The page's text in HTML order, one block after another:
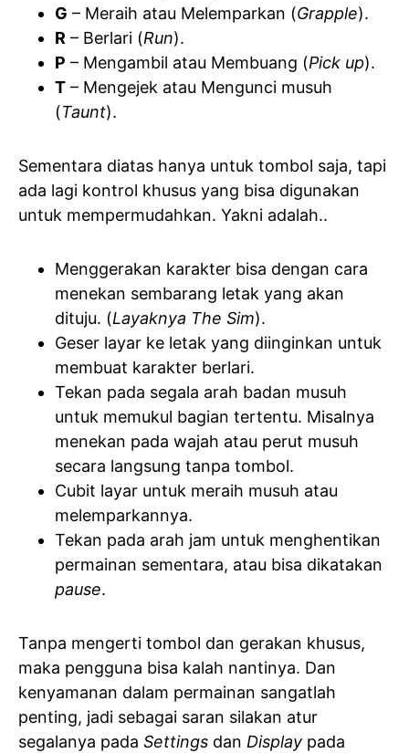
G – Meraih atau Melemparkan (Grapple).
R – Berlari (Run).
P – Mengambil atau Membuang (Pick up).
T – Mengejek atau Mengunci musuh
(Taunt).
Sementara diatas hanya untuk tombol saja, tapi
ada lagi kontrol khusus yang bisa digunakan
untuk mempermudahkan. Yakni adalah..
Menggerakan karakter bisa dengan cara
menekan sembarang letak yang akan
dituju. (Layaknya The Sim).
Geser layar ke letak yang diinginkan untuk
membuat karakter berlari.
Tekan pada segala arah badan musuh
untuk memukul bagian tertentu. Misalnya
menekan pada wajah atau perut musuh
secara langsung tanpa tombol.
Cubit layar untuk meraih musuh atau
melemparkannya.
Tekan pada arah jam untuk menghentikan
permainan sementara, atau bisa dikatakan
pause.
Tanpa mengerti tombol dan gerakan khusus,
maka pengguna bisa kalah nantinya. Dan
kenyamanan dalam permainan sangatlah
penting, jadi sebagai saran silakan atur
segalanya pada Settings dan Display pada